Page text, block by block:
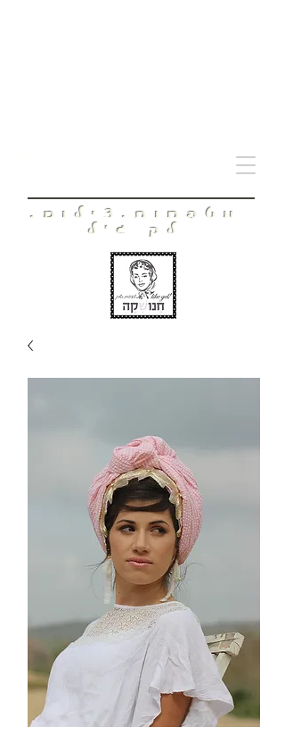
מטפחות.צילום.
לק ג'ל